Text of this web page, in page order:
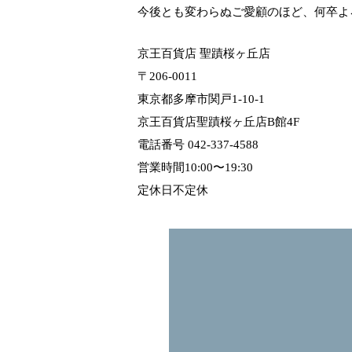
今後とも変わらぬご愛顧のほど、何卒よ
京王百貨店 聖蹟桜ヶ丘店
〒206-0011
東京都多摩市関戸1-10-1
京王百貨店聖蹟桜ヶ丘店B館4F
電話番号 042-337-4588
営業時間10:00〜19:30
定休日不定休